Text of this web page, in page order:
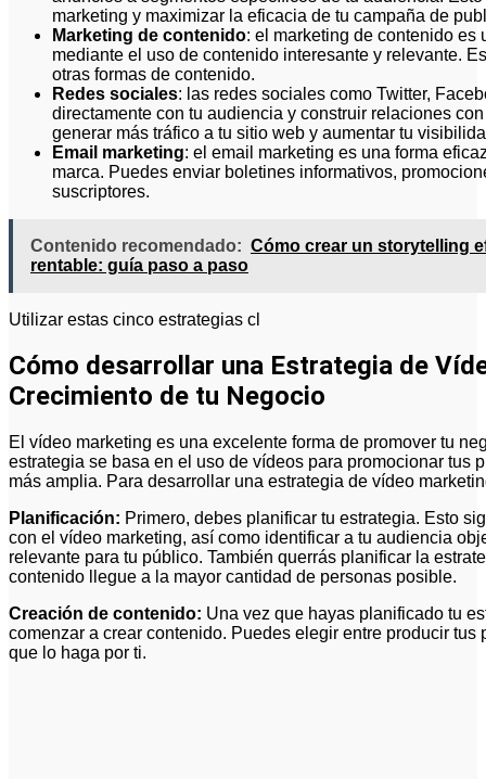
marketing y maximizar la eficacia de tu campaña de
Marketing de contenido: el marketing de contenido es
mediante el uso de contenido interesante y relevante.
otras formas de contenido.
Redes sociales: las redes sociales como Twitter,
directamente con tu audiencia y construir relaciones
generar más tráfico a tu sitio web y aumentar tu
Email marketing: el email marketing es una forma
marca. Puedes enviar boletines informativos,
suscriptores.
Contenido recomendado: Cómo crear un storytelling
rentable: guía paso a paso
Utilizar estas cinco estrategias cl
Cómo desarrollar una Estrategia de
Crecimiento de tu Negocio
El vídeo marketing es una excelente forma de promover tu
estrategia se basa en el uso de vídeos para promocionar tus
más amplia. Para desarrollar una estrategia de vídeo
Planificación: Primero, debes planificar tu estrategia. Esto
con el vídeo marketing, así como identificar a tu audiencia
relevante para tu público. También querrás planificar la
contenido llegue a la mayor cantidad de personas posible.
Creación de contenido: Una vez que hayas planificado tu
comenzar a crear contenido. Puedes elegir entre producir
que lo haga por ti.